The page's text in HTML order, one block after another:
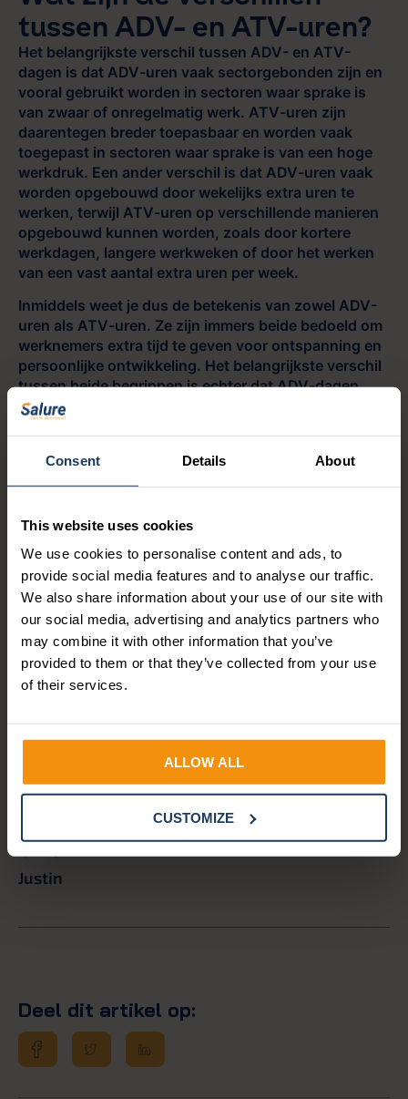
Consent Details About
This website uses cookies
We use cookies to personalise content and ads, to
provide social media features and to analyse our traffic.
We also share information about your use of our site with
our social media, advertising and analytics partners who
may combine it with other information that you’ve
provided to them or that they’ve collected from your use
of their services.
ALLOW ALL
CUSTOMIZE
tussen ADV- en ATV-uren?
Het belangrijkste verschil tussen ADV- en ATV-
dagen is dat ADV-uren vaak sectorgebonden zijn en
vooral gebruikt worden in sectoren waar sprake is
van zwaar of onregelmatig werk. ATV-uren zijn
daarentegen breder toepasbaar en worden vaak
toegepast in sectoren waar sprake is van een hoge
werkdruk. Een ander verschil is dat ADV-uren vaak
worden opgebouwd door wekelijks extra uren te
werken, terwijl ATV-uren op verschillende manieren
opgebouwd kunnen worden, zoals door kortere
werkdagen, langere werkweken of door het werken
van een vast aantal extra uren per week.
Inmiddels weet je dus de betekenis van zowel ADV-
uren als ATV-uren. Ze zijn immers beide bedoeld om
werknemers extra tijd te geven voor ontspanning en
persoonlijke ontwikkeling. Het belangrijkste verschil
tussen beide begrippen is echter dat ADV-dagen
vooral gebruikt worden in sectoren waar sprake is
van zwaar of onregelmatig werk, terwijl ATV-dagen
Word gratis lid van onze
community!
Blijf op de hoogte van het laatste HR- en Payroll-
nieuws, handige AFAS-tips en onze webinars.
Justin
Deel dit artikel op: